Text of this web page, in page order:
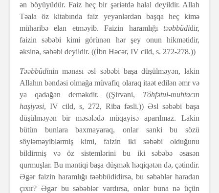
ən böyüyüdür. Faiz heç bir şəriətdə halal deyildir. Allah
Təala öz kitabında faiz yeyənlərdən başqa heç kimə
müharibə elan etməyib. Faizin haramlığı təəbbüdidir,
faizin səbəbi kimi görünən hər şey onun hikmətidir,
əksinə, səbəbi deyildir. ((İbn Həcər, IV cild, s. 272-278.))
Təəbbüdinin mənası əsl səbəbi başa düşülməyən, lakin
Allahın bəndəsi olmağa müvafiq olaraq itaət edilən əmr və
ya qadağan deməkdir. ((Şirvani, Töhfətul-muhtacın
haşiyəsi, IV cild, s, 272, Riba fəsli.)) Əsl səbəbi başa
düşülməyən bir məsələdə müqayisə aparılmaz. Lakin
bütün bunlara baxmayaraq, onlar sanki bu sözü
söyləməyiblərmiş kimi, faizin iki səbəbi olduğunu
bildirmiş və öz sistemlərini bu iki səbəbə əsasən
qurmuşlar. Bu məntiqi başa düşmək həqiqətən də, çətindir.
Əgər faizin haramlığı təəbbüdidirsə, bu səbəblər haradan
çıxır? Əgər bu səbəblər vardırsa, onlar buna nə üçün